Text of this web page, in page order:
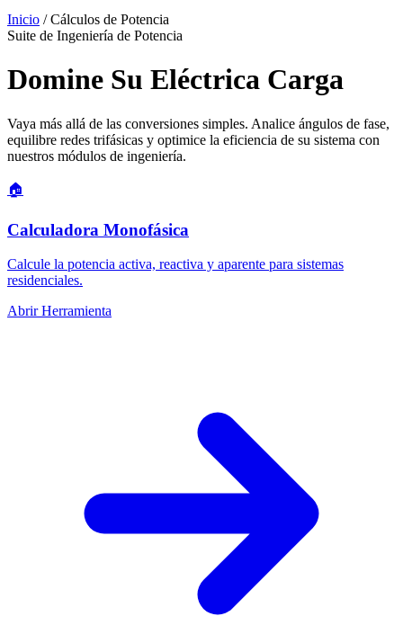
Inicio / Cálculos de Potencia
Suite de Ingeniería de Potencia
Domine Su Eléctrica Carga
Vaya más allá de las conversiones simples. Analice ángulos de fase,
equilibre redes trifásicas y optimice la eficiencia de su sistema con
nuestros módulos de ingeniería.
🏠
Calculadora Monofásica
Calcule la potencia activa, reactiva y aparente para sistemas
residenciales.
Abrir Herramienta